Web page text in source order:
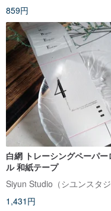
859円
白網 トレーシングペーパー
ル 和紙テープ
Siyun Studio（シユンスタジ
1,431円